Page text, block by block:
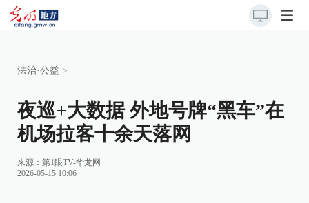
法治·公益 >
夜巡+大数据 外地号牌“黑车”在
机场拉客十余天落网
来源： 第1眼TV-华龙网
2026-05-15 10:06